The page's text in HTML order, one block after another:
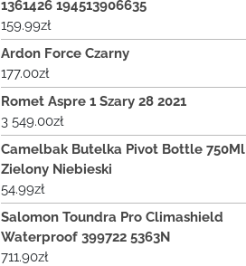
1361426 194513906635
159.99zł
Ardon Force Czarny
177.00zł
Romet Aspre 1 Szary 28 2021
3 549.00zł
Camelbak Butelka Pivot Bottle 750Ml
Zielony Niebieski
54.99zł
Salomon Toundra Pro Climashield
Waterproof 399722 5363N
711.90zł